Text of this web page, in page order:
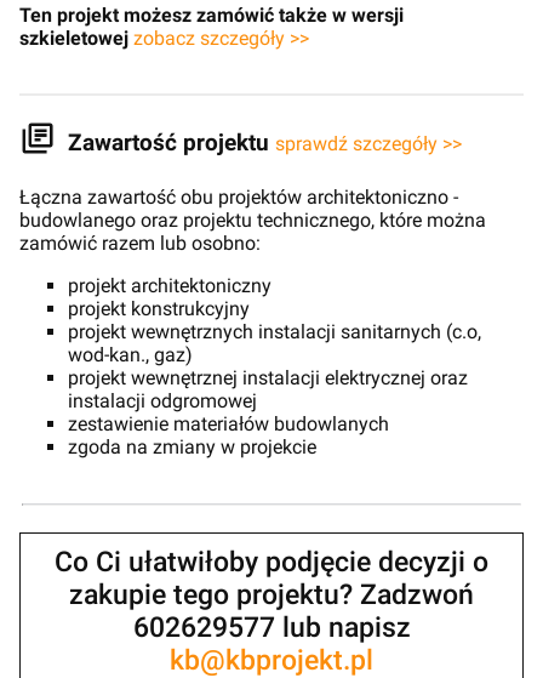
Ten projekt możesz zamówić także w wersji
szkieletowej zobacz szczegóły >>
Zawartość projektu sprawdź szczegóły >>
Łączna zawartość obu projektów architektoniczno -
budowlanego oraz projektu technicznego, które można
zamówić razem lub osobno:
projekt architektoniczny
projekt konstrukcyjny
projekt wewnętrznych instalacji sanitarnych (c.o,
wod-kan., gaz)
projekt wewnętrznej instalacji elektrycznej oraz
instalacji odgromowej
zestawienie materiałów budowlanych
zgoda na zmiany w projekcie
Co Ci ułatwiłoby podjęcie decyzji o
zakupie tego projektu? Zadzwoń
602629577 lub napisz
kb@kbprojekt.pl